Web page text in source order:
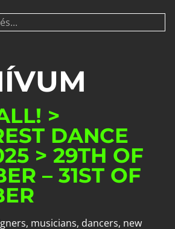
>
DANCE
> 29TH OF
– 31ST OF
musicians, dancers, new